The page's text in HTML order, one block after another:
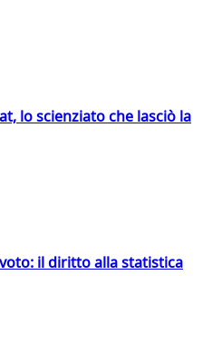
lo scienziato che lasciò la
il diritto alla statistica